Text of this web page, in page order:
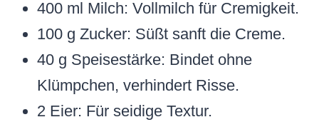
400 ml Milch: Vollmilch für Cremigkeit.
100 g Zucker: Süßt sanft die Creme.
40 g Speisestärke: Bindet ohne
Klümpchen, verhindert Risse.
2 Eier: Für seidige Textur.